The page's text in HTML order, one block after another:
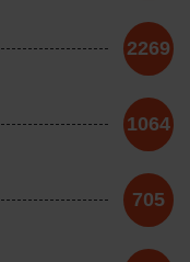
2269
1064
705